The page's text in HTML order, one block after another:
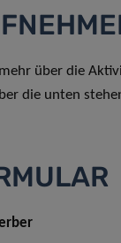
über die
die unten